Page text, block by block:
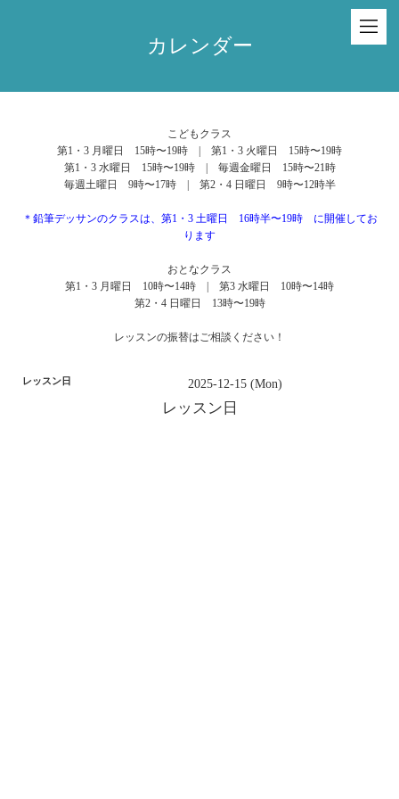
カレンダー
こどもクラス
第1・3 月曜日 15時〜19時 | 第1・3 火曜日 15時〜19時
第1・3 水曜日 15時〜19時 | 毎週金曜日 15時〜21時
毎週土曜日 9時〜17時 | 第2・4 日曜日 9時〜12時半
＊鉛筆デッサンのクラスは、第1・3 土曜日 16時半〜19時 に開催してお
ります
おとなクラス
第1・3 月曜日 10時〜14時 | 第3 水曜日 10時〜14時
第2・4 日曜日 13時〜19時
レッスンの振替はご相談ください！
レッスン日 2025-12-15 (Mon)
レッスン日